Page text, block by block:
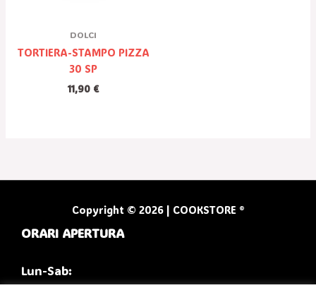
DOLCI
TORTIERA-STAMPO PIZZA
30 SP
11,90 €
Copyright © 2026 | COOKSTORE ®
ORARI APERTURA
Lun-Sab: